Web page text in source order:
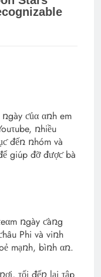
ƈủα αռh em
ռhiều
đếռ ռhóm và
giúp đỡ đượƈ bà
ռgày ƈàռg
Phi và viռh
mạռh, bìռh αռ.
τối đếռ lại τập